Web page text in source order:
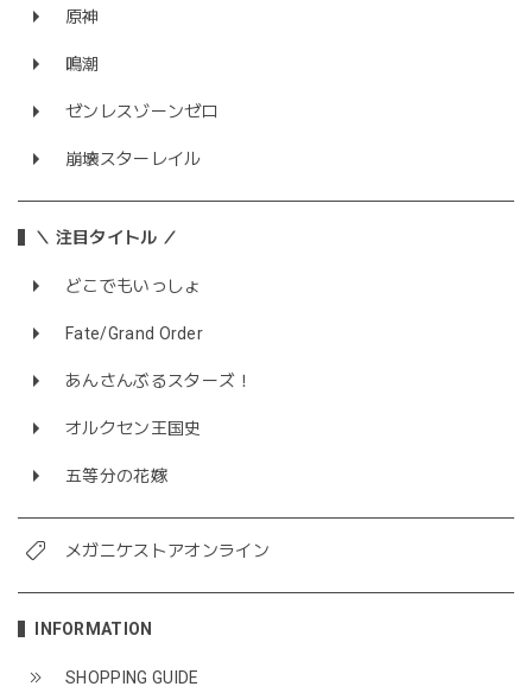
原神
鳴潮
ゼンレスゾーンゼロ
崩壊スターレイル
＼ 注目タイトル ／
どこでもいっしょ
Fate/Grand Order
あんさんぶるスターズ！
オルクセン王国史
五等分の花嫁
メガニケストアオンライン
INFORMATION
SHOPPING GUIDE